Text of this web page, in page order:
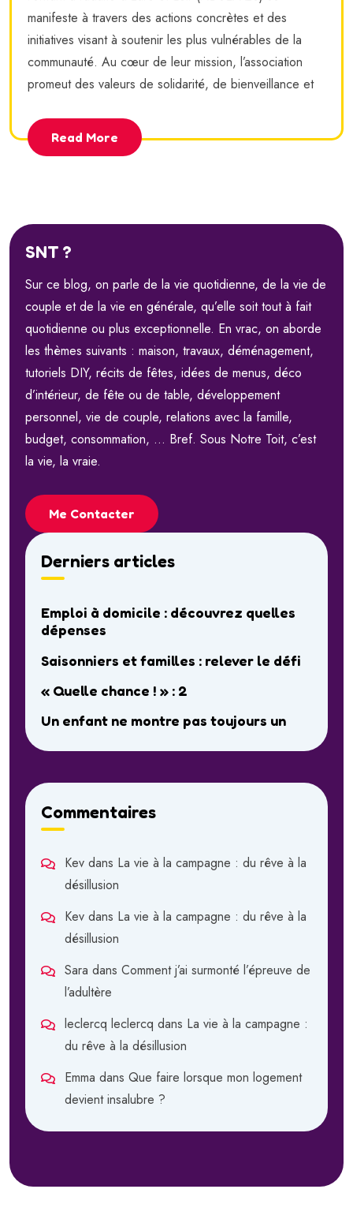
manifeste à travers des actions concrètes et des
initiatives visant à soutenir les plus vulnérables de la
communauté. Au cœur de leur mission, l’association
promeut des valeurs de solidarité, de bienveillance et
Read More
SNT ?
Sur ce blog, on parle de la vie quotidienne, de la vie de
couple et de la vie en générale, qu’elle soit tout à fait
quotidienne ou plus exceptionnelle. En vrac, on aborde
les thèmes suivants : maison, travaux, déménagement,
tutoriels DIY, récits de fêtes, idées de menus, déco
d’intérieur, de fête ou de table, développement
personnel, vie de couple, relations avec la famille,
budget, consommation, … Bref. Sous Notre Toit, c’est
la vie, la vraie.
Me Contacter
Derniers articles
Emploi à domicile : découvrez quelles
dépenses
Saisonniers et familles : relever le défi
« Quelle chance ! » : 2
Un enfant ne montre pas toujours un
Commentaires
Kev dans La vie à la campagne : du rêve à la
désillusion
Kev dans La vie à la campagne : du rêve à la
désillusion
Sara dans Comment j’ai surmonté l’épreuve de
l’adultère
leclercq leclercq dans La vie à la campagne :
du rêve à la désillusion
Emma dans Que faire lorsque mon logement
devient insalubre ?